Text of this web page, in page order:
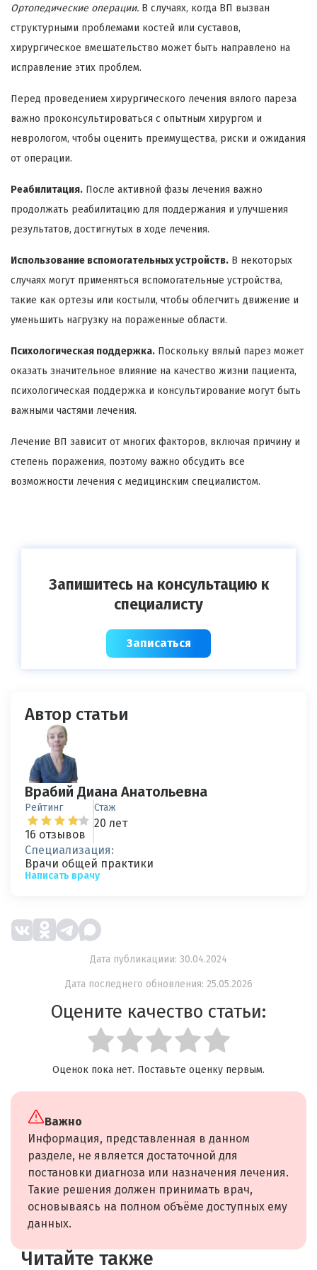
Ортопедические операции. В случаях, когда ВП вызван
структурными проблемами костей или суставов,
хирургическое вмешательство может быть направлено на
исправление этих проблем.
Перед проведением хирургического лечения вялого пареза
важно проконсультироваться с опытным хирургом и
неврологом, чтобы оценить преимущества, риски и ожидания
от операции.
Реабилитация. После активной фазы лечения важно
продолжать реабилитацию для поддержания и улучшения
результатов, достигнутых в ходе лечения.
Использование вспомогательных устройств. В некоторых
случаях могут применяться вспомогательные устройства,
такие как ортезы или костыли, чтобы облегчить движение и
уменьшить нагрузку на пораженные области.
Психологическая поддержка. Поскольку вялый парез может
оказать значительное влияние на качество жизни пациента,
психологическая поддержка и консультирование могут быть
важными частями лечения.
Лечение ВП зависит от многих факторов, включая причину и
степень поражения, поэтому важно обсудить все
возможности лечения с медицинским специалистом.
Запишитесь на консультацию к
специалисту
Записаться
Автор статьи
Врабий Диана Анатольевна
Рейтинг
16 отзывов
Стаж
20 лет
Специализация:
Врачи общей практики
Написать врачу
Дата публикациии: 30.04.2024
Дата последнего обновления: 25.05.2026
Оцените качество статьи:
Оценок пока нет. Поставьте оценку первым.
Важно
Информация, представленная в данном
разделе, не является достаточной для
постановки диагноза или назначения лечения.
Такие решения должен принимать врач,
основываясь на полном объёме доступных ему
данных.
Читайте также